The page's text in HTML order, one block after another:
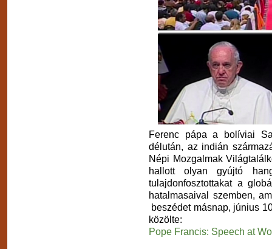
Ferenc pápa a bolíviai
délután, az indián
Népi Mozgalmak
hallott olyan gyújtó
tulajdonfosztottakat a
hatalmasaival szemben,
beszédet másnap, június
közölte:
Pope Francis: Speech at